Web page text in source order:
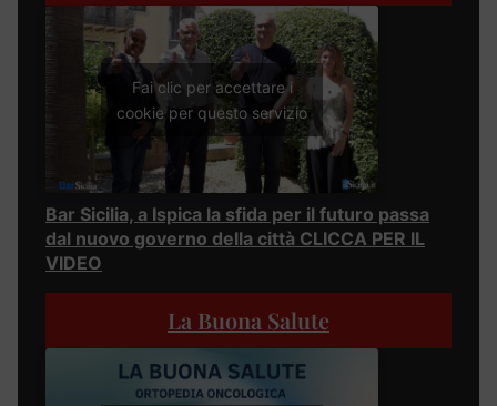
Fai clic per accettare i
cookie per questo servizio
Bar Sicilia, a Ispica la sfida per il futuro passa
dal nuovo governo della città CLICCA PER IL
VIDEO
La Buona Salute